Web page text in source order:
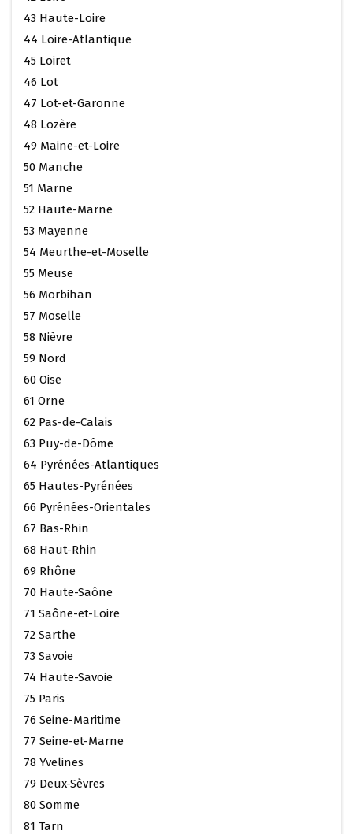
43 Haute-Loire
44 Loire-Atlantique
45 Loiret
46 Lot
47 Lot-et-Garonne
48 Lozère
49 Maine-et-Loire
50 Manche
51 Marne
52 Haute-Marne
53 Mayenne
54 Meurthe-et-Moselle
55 Meuse
56 Morbihan
57 Moselle
58 Nièvre
59 Nord
60 Oise
61 Orne
62 Pas-de-Calais
63 Puy-de-Dôme
64 Pyrénées-Atlantiques
65 Hautes-Pyrénées
66 Pyrénées-Orientales
67 Bas-Rhin
68 Haut-Rhin
69 Rhône
70 Haute-Saône
71 Saône-et-Loire
72 Sarthe
73 Savoie
74 Haute-Savoie
75 Paris
76 Seine-Maritime
77 Seine-et-Marne
78 Yvelines
79 Deux-Sèvres
80 Somme
81 Tarn